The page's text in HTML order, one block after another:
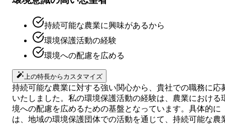
持続可能な農業に興味があるから
環境保護活動の経験
環境への配慮を広める
上の特長からカスタマイズ
持続可能な農業に対する強い関心から、貴社での職務に応
いたしました。私の環境保護活動の経験は、農業における
境への配慮を広めるための基盤となっています。具体的に
は、地域の環境保護団体での活動を通じて、持続可能な農